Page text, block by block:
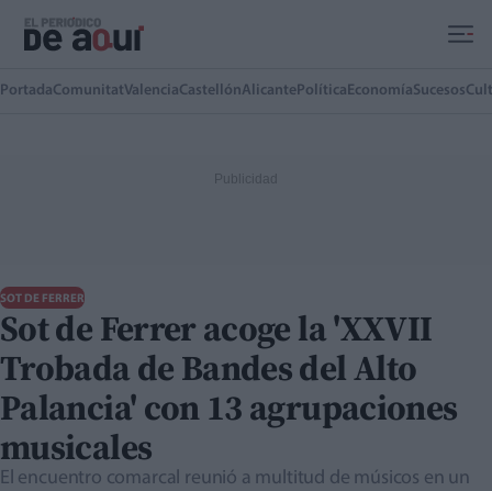
PortadaComunitatValenciaCastellónAlicante Política EconomíaSucesos
SOT DE FERRER
Sot de Ferrer acoge la 'XXVII
Trobada de Bandes del Alto
Palancia' con 13 agrupaciones
musicales
El encuentro comarcal reunió a multitud de músicos en un